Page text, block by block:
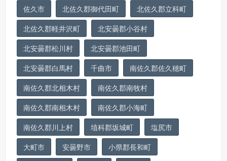
佐久市
北佐久郡御代田町
北佐久郡立科町
北佐久郡軽井沢町
北安曇郡小谷村
北安曇郡松川村
北安曇郡池田町
北安曇郡白馬村
千曲市
南佐久郡佐久穂町
南佐久郡北相木村
南佐久郡南牧村
南佐久郡南相木村
南佐久郡小海町
南佐久郡川上村
埴科郡坂城町
塩尻市
大町市
安曇野市
小県郡長和町